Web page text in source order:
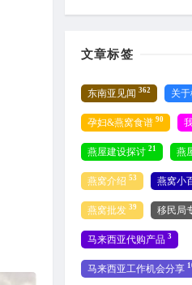
文章标签
东南亚见闻 362 关
孕妇&燕窝食谱 90
燕屋建设探讨 21 燕
燕窝介绍 53 燕窝小
燕窝批发 39 移民局
马来西亚代购产品 3
马来西亚工作机会分享